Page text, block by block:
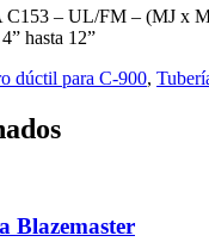
C153 – UL/FM – (MJ x
hasta 12”
dúctil para C-900,
Blazemaster